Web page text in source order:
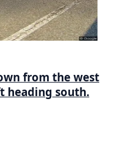
from the west
heading south.